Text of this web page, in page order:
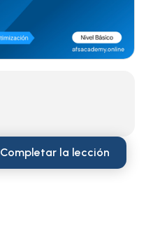
Completar la lección